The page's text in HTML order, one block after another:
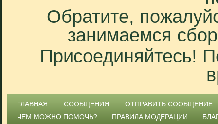
Обратите,
занимаемся
Присоединяйтесь!
ГЛАВНАЯ СООБЩЕНИЯ
ОТПРАВИТЬ СООБЩЕНИЕ
ЧЕМ МОЖНО ПОМОЧЬ?
ПРАВИЛА МОДЕРАЦИИ